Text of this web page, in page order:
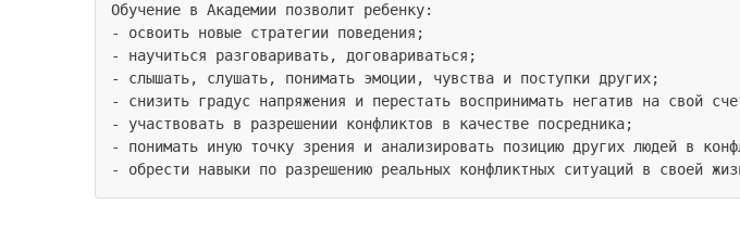
Обучение в Академии позволит ребенку:
- освоить новые стратегии поведения;
- научиться разговаривать, договариваться;
- слышать, слушать, понимать эмоции, чувства и поступки других;
- снизить градус напряжения и перестать воспринимать негатив на свой
- участвовать в разрешении конфликтов в качестве посредника;
- понимать иную точку зрения и анализировать позицию других людей в